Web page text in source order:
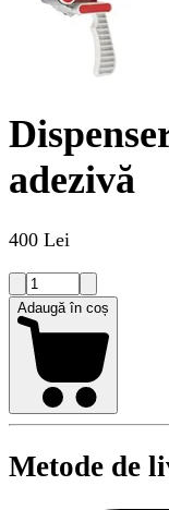
adezivă
400 Lei
Adaugă în coș
Metode de